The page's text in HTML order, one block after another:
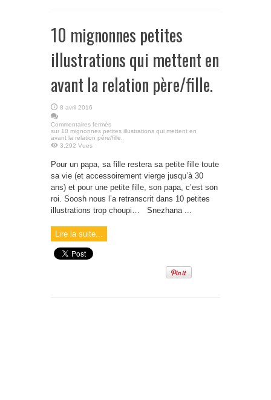
10 mignonnes petites
illustrations qui mettent en
avant la relation père/fille.
8 avril 2016
Commentaires fermés
sur 10 mignonnes petites illustrations qui mettent en
avant la relation père/fille.
3,292 Vues
Pour un papa, sa fille restera sa petite fille toute
sa vie (et accessoirement vierge jusqu’à 30
ans) et pour une petite fille, son papa, c’est son
roi. Soosh nous l’a retranscrit dans 10 petites
illustrations trop choupi… Snezhana ...
Lire la suite...